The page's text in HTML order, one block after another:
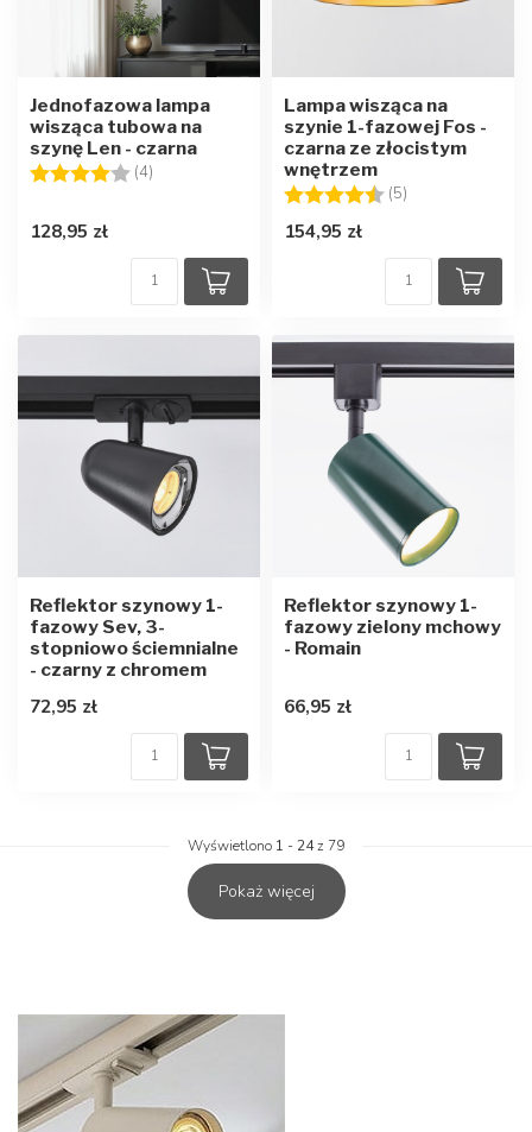
Jednofazowa lampa
wisząca tubowa na
szynę Len - czarna
Ocena:
(4) 4.0 na 5 gwiazdek
128,95 zł
Lampa wisząca na
szynie 1-fazowej Fos -
czarna ze złocistym
wnętrzem
Ocena:
(5)
154,95 zł
Reflektor szynowy 1-
fazowy Sev, 3-
stopniowo ściemnialne
- czarny z chromem
72,95 zł
Reflektor szynowy 1-
fazowy zielony mchowy
- Romain
66,95 zł
Wyświetlono 1 - 24z 79
Pokaż więcej